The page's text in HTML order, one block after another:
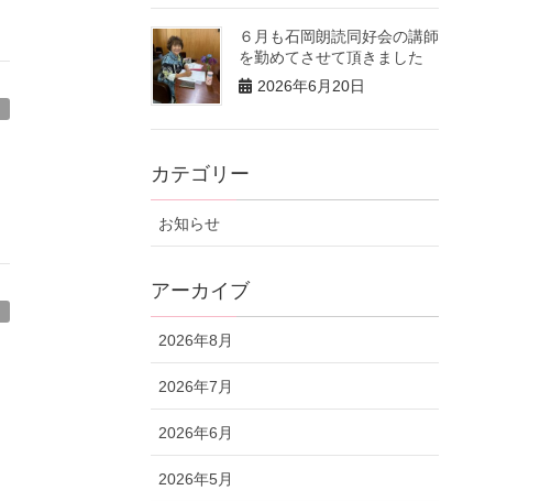
６月も石岡朗読同好会の講師
を勤めてさせて頂きました
2026年6月20日
カテゴリー
お知らせ
アーカイブ
2026年8月
2026年7月
2026年6月
2026年5月